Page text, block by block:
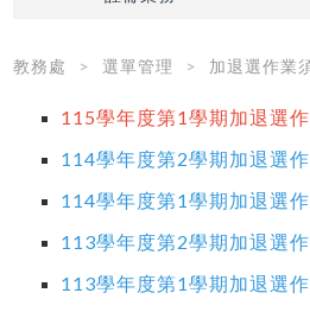
教務處 選單管理 加退選作業
115學年度第1學期加退選
114學年度第2學期加退選
114學年度第1學期加退選
113學年度第2學期加退選
113學年度第1學期加退選